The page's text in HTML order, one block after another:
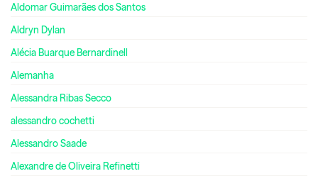
Aldomar Guimarães dos Santos
Aldryn Dylan
Alécia Buarque Bernardinell
Alemanha
Alessandra Ribas Secco
alessandro cochetti
Alessandro Saade
Alexandre de Oliveira Refinetti